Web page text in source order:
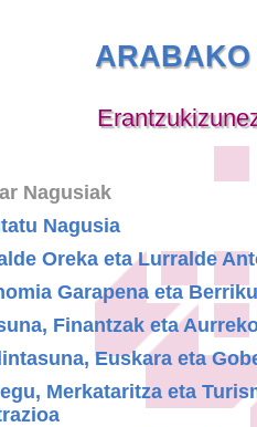
Nagusiak
Nagusia
Oreka eta Lurralde
Garapena eta
Finantzak eta
Euskara eta
Merkataritza eta